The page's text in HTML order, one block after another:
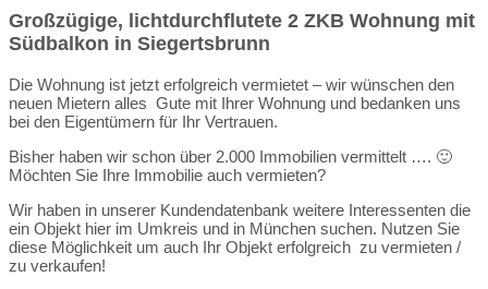
Großzügige, lichtdurchflutete 2 ZKB Wohnung mit
Südbalkon in Siegertsbrunn
Die Wohnung ist jetzt erfolgreich vermietet – wir wünschen den
neuen Mietern alles Gute mit Ihrer Wohnung und bedanken uns
bei den Eigentümern für Ihr Vertrauen.
Bisher haben wir schon über 2.000 Immobilien vermittelt …. 🙂
Möchten Sie Ihre Immobilie auch vermieten?
Wir haben in unserer Kundendatenbank weitere Interessenten die
ein Objekt hier im Umkreis und in München suchen. Nutzen Sie
diese Möglichkeit um auch Ihr Objekt erfolgreich zu vermieten /
zu verkaufen!